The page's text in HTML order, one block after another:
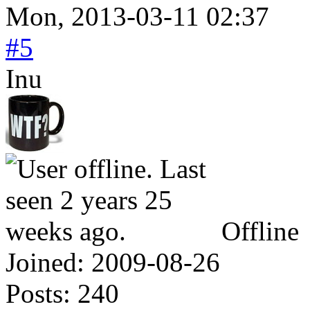
Mon, 2013-03-11 02:37
#5
Inu
Offline
Joined: 2009-08-26
Posts: 240